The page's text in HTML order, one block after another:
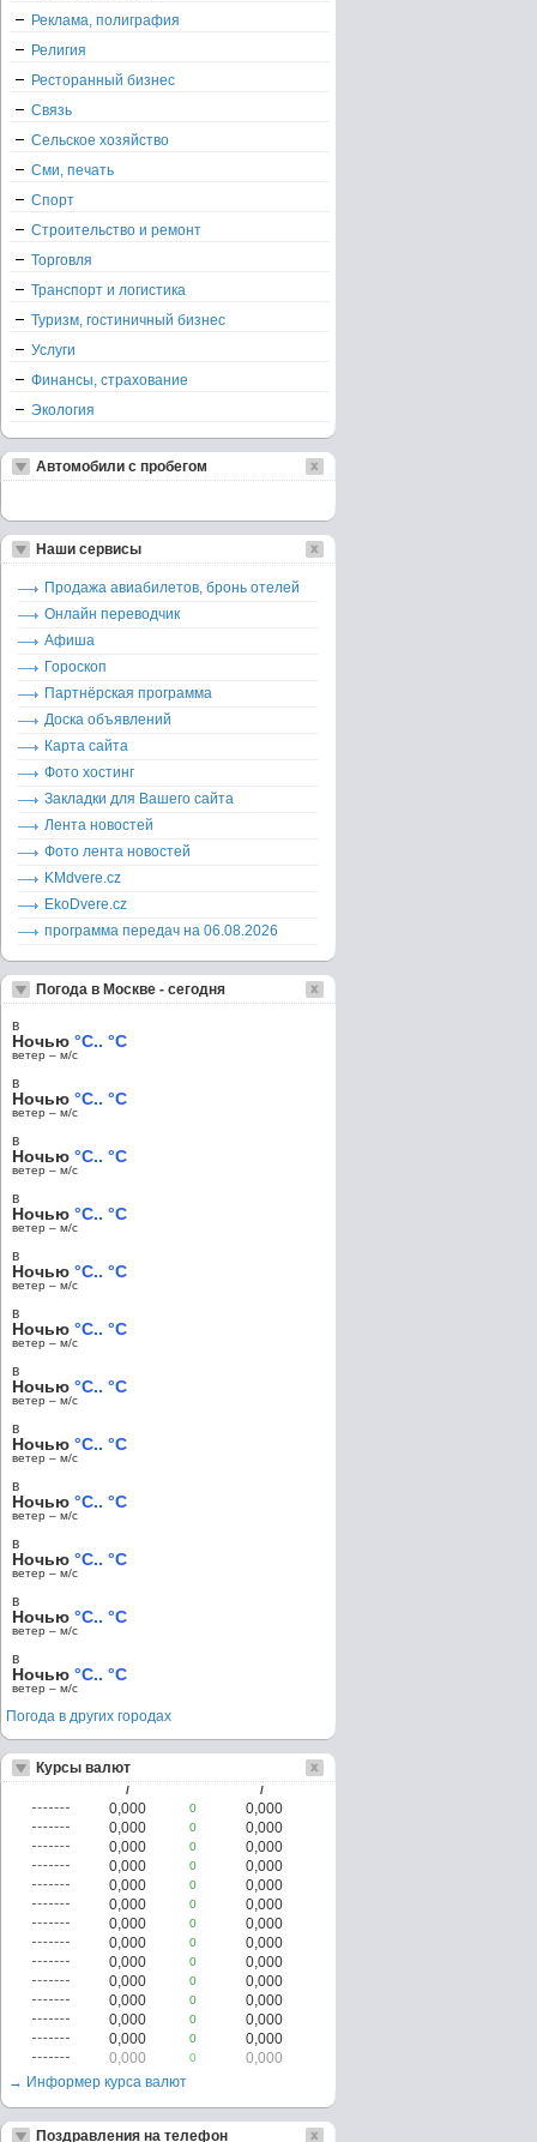
Реклама, полиграфия
Религия
Ресторанный бизнес
Связь
Сельское хозяйство
Сми, печать
Спорт
Строительство и ремонт
Торговля
Транспорт и логистика
Туризм, гостиничный бизнес
Услуги
Финансы, страхование
Экология
Автомобили с пробегом
Наши сервисы
Продажа авиабилетов, бронь отелей
Онлайн переводчик
Афиша
Гороскоп
Партнёрская программа
Доска объявлений
Карта сайта
Фото хостинг
Закладки для Вашего сайта
Лента новостей
Фото лента новостей
KMdvere.cz
EkoDvere.cz
программа передач на 06.08.2026
Погода в Москве - сегодня
в
Ночью °C.. °C
ветер – м/c
в
Ночью °C.. °C
ветер – м/c
в
Ночью °C.. °C
ветер – м/c
в
Ночью °C.. °C
ветер – м/c
в
Ночью °C.. °C
ветер – м/c
в
Ночью °C.. °C
ветер – м/c
в
Ночью °C.. °C
ветер – м/c
в
Ночью °C.. °C
ветер – м/c
в
Ночью °C.. °C
ветер – м/c
в
Ночью °C.. °C
ветер – м/c
в
Ночью °C.. °C
ветер – м/c
в
Ночью °C.. °C
ветер – м/c
Погода в других городах
Курсы валют
/ /
0,000 0
0,000
0,000
0
0,000
0,000
0
0,000
0,000
0
0,000
0,000
0
0,000
0,000
0
0,000
0,000
0
0,000
0,000
0
0,000
0,000
0
0,000
0,000
0
0,000
0,000
0
0,000
0,000
0
0,000
0,000
0
0,000
0,000
0
0,000
→ Информер курса валют
Поздравления на телефон